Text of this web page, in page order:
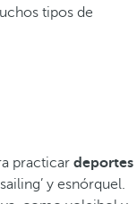
tipos de
practicar deportes
y esnórquel.